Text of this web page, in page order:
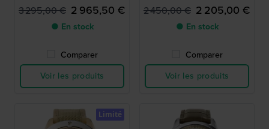
marche et cadran unique
3 295,00 € 2 965,50 €
● En stock
Comparer
Voir les produits
2 450,00 € 2 205,00 €
● En stock
Comparer
Voir les produits
Limité